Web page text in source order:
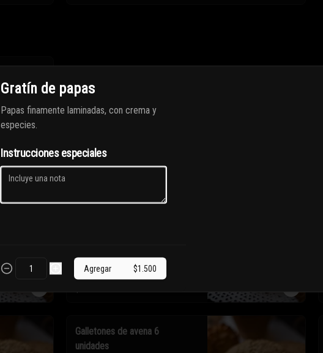
Galletones de avena 6
unidades
Gratín de papas
Papas finamente laminadas, con crema y
especies.
Instrucciones especiales
Agregar $1.500